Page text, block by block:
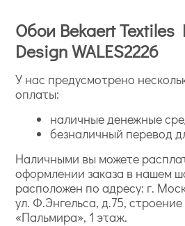
Обои Bekaert Textiles
Design WALES2226
У нас предусмотрено
оплаты:
наличные денежные
безналичный перевод
Наличными вы можете
оформлении заказа в нашем
расположен по адресу: г.
ул. Ф.Энгельса, д.75,
«Пальмира», 1 этаж.